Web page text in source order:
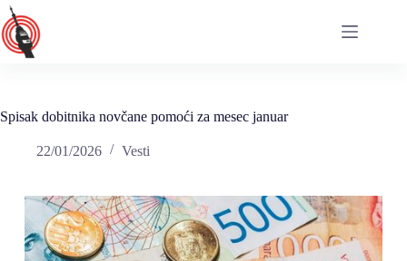
Skip
to
content
Spisak dobitnika novčane pomoći za mesec januar
22/01/2026 Vesti